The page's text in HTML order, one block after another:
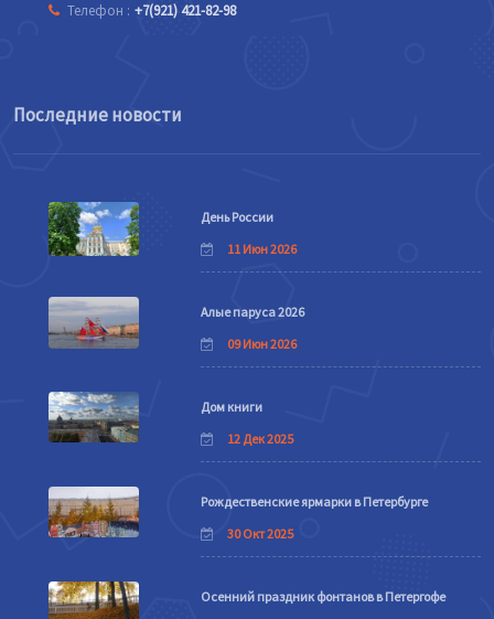
Телефон : +7(921) 421-82-98
Последние новости
День России
11 Июн 2026
Алые паруса 2026
09 Июн 2026
Дом книги
12 Дек 2025
Рождественские ярмарки в Петербурге
30 Окт 2025
Осенний праздник фонтанов в Петергофе